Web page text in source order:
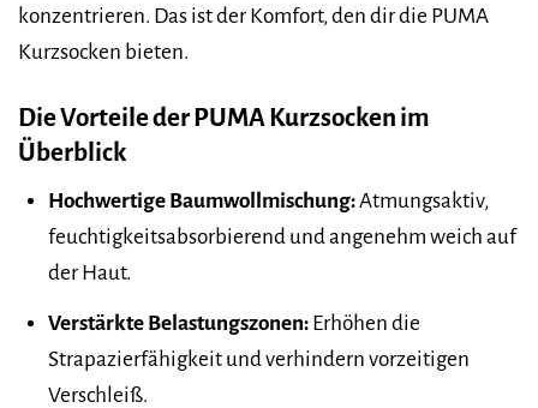
konzentrieren. Das ist der Komfort, den dir die PUMA
Kurzsocken bieten.
Die Vorteile der PUMA Kurzsocken im
Überblick
Hochwertige Baumwollmischung:Atmungsaktiv,
feuchtigkeitsabsorbierend und angenehm weich auf
der Haut.
Verstärkte Belastungszonen:Erhöhen die
Strapazierfähigkeit und verhindern vorzeitigen
Verschleiß.